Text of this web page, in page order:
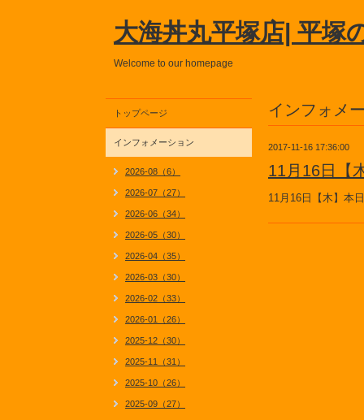
大海丼丸平塚店| 平塚
Welcome to our homepage
インフォメ
2017-11-16 17:36:00
11月16日【
11月16日【木】本
トップページ
インフォメーション
2026-08（6）
2026-07（27）
2026-06（34）
2026-05（30）
2026-04（35）
2026-03（30）
2026-02（33）
2026-01（26）
2025-12（30）
2025-11（31）
2025-10（26）
2025-09（27）